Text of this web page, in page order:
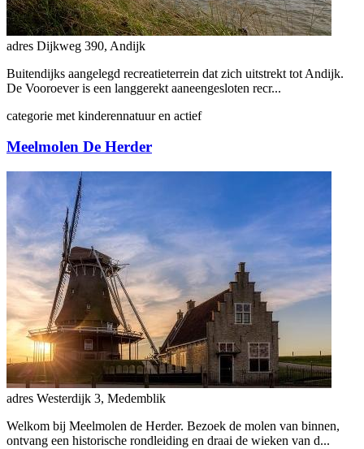
adres Dijkweg 390, Andijk
Buitendijks aangelegd recreatieterrein dat zich uitstrekt tot Andijk.
De Vooroever is een langgerekt aaneengesloten recr...
categorie met kinderennatuur en actief
Meelmolen De Herder
adres Westerdijk 3, Medemblik
Welkom bij Meelmolen de Herder. Bezoek de molen van binnen,
ontvang een historische rondleiding en draai de wieken van d...